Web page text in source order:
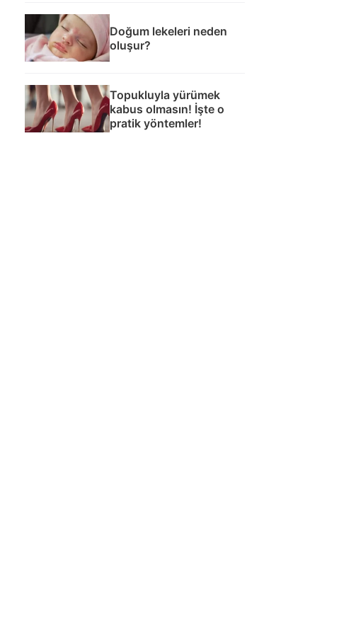
Doğum lekeleri neden
oluşur?
Topukluyla yürümek
kabus olmasın! İşte o
pratik yöntemler!